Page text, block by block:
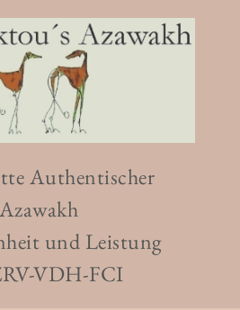
Authentischer
Azawakh
und Leistung
VDH-FCI